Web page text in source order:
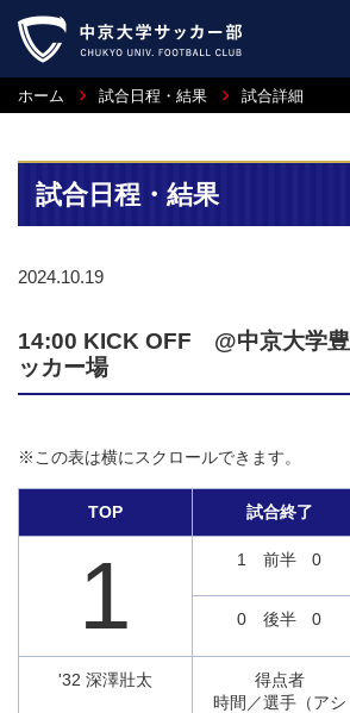
ホーム 試合日程・結果 試合詳細
試合日程・結果
2024.10.19
14:00 KICK OFF @中京大学
ッカー場
※この表は横にスクロールできます。
TOP 試合終了
1 1 前半 0
0 後半 0
'32 深澤壯太
得点者
時間／選手（アシ